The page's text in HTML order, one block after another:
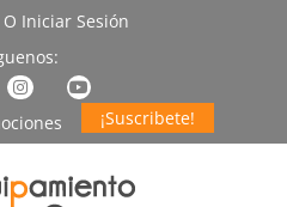
O Iniciar Sesión
¡Suscribete!